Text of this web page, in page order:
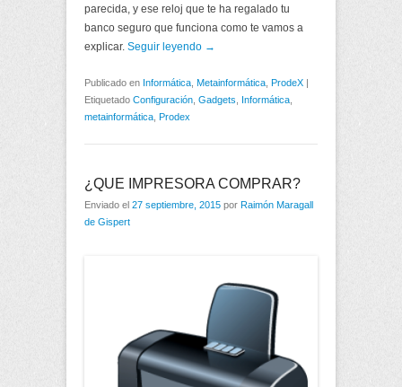
parecida, y ese reloj que te ha regalado tu
banco seguro que funciona como te vamos a
explicar. Seguir leyendo →
Publicado en Informática Metainformática ProdeX |
Etiquetado Configuración Gadgets Informática
metainformática Prodex
¿QUE IMPRESORA COMPRAR?
Enviado el 27 septiembre, 2015 por Raimón Maragall
de Gispert